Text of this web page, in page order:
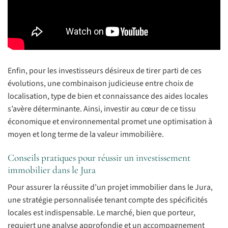
Enfin, pour les investisseurs désireux de tirer parti de ces
évolutions, une combinaison judicieuse entre choix de
localisation, type de bien et connaissance des aides locales
s’avère déterminante. Ainsi, investir au cœur de ce tissu
économique et environnemental promet une optimisation à
moyen et long terme de la valeur immobilière.
Conseils pratiques pour réussir un investissement
immobilier dans le Jura
Pour assurer la réussite d’un projet immobilier dans le Jura,
une stratégie personnalisée tenant compte des spécificités
locales est indispensable. Le marché, bien que porteur,
requiert une analyse approfondie et un accompagnement